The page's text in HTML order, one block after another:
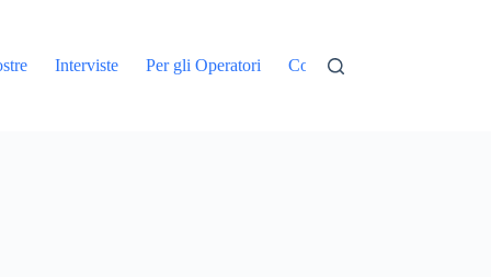
Interviste Per gli Operatori Contatti